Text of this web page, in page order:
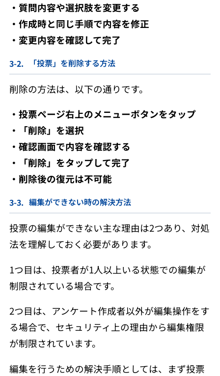
・質問内容や選択肢を変更する
・作成時と同じ手順で内容を修正
・変更内容を確認して完了
「投票」を削除する方法
削除の方法は、以下の通りです。
・投票ページ右上のメニューボタンをタップ
・「削除」を選択
・確認画面で内容を確認する
・「削除」をタップして完了
・削除後の復元は不可能
編集ができない時の解決方法
投票の編集ができない主な理由は2つあり、対処
法を理解しておく必要があります。
1つ目は、投票者が1人以上いる状態での編集が
制限されている場合です。
2つ目は、アンケート作成者以外が編集操作をす
る場合で、セキュリティ上の理由から編集権限
が制限されています。
編集を行うための解決手順としては、まず投票